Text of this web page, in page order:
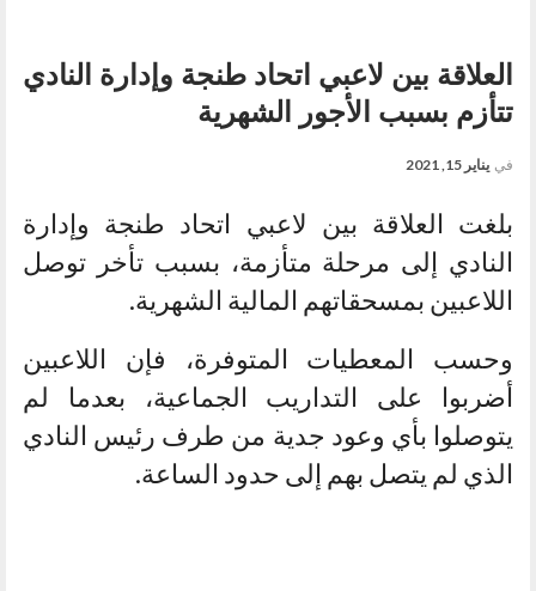
العلاقة بين لاعبي اتحاد طنجة وإدارة النادي
تتأزم بسبب الأجور الشهرية
في يناير 15, 2021
بلغت العلاقة بين لاعبي اتحاد طنجة وإدارة
النادي إلى مرحلة متأزمة، بسبب تأخر توصل
اللاعبين بمسحقاتهم المالية الشهرية.
وحسب المعطيات المتوفرة، فإن اللاعبين
أضربوا على التداريب الجماعية، بعدما لم
يتوصلوا بأي وعود جدية من طرف رئيس النادي
الذي لم يتصل بهم إلى حدود الساعة.